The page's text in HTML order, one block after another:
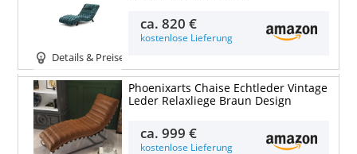
Details & Preise
ca.820 €
kostenlose Lieferung
Phoenixarts Chaise Echtleder Vintage
Leder Relaxliege Braun Design
ca.999 €
kostenlose Lieferung